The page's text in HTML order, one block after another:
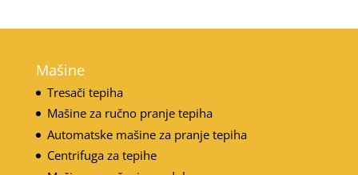
Mašine
Tresači tepiha
Mašine za ručno pranje tepiha
Automatske mašine za pranje tepiha
Centrifuga za tepihe